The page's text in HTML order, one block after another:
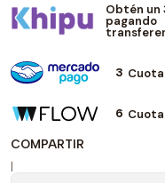
Obtén un
pagando
3
6
COMPARTIR
|